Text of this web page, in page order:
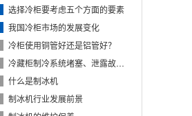
选择冷柜要考虑五个方面的要素
我国冷柜市场的发展变化
冷柜使用铜管好还是铝管好？
冷藏柜制冷系统堵塞、泄露故障解决方案
什么是制冰机
制冰机行业发展前景